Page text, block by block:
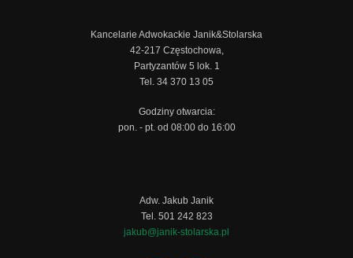
Kancelarie Adwokackie Janik&Stolarska
42-217 Częstochowa,
Partyzantów 5 lok. 1
Tel. 34 370 13 05
Godziny otwarcia:
pon. - pt. od 08:00 do 16:00
Adw. Jakub Janik
Tel. 501 242 823
jakub@janik-stolarska.pl